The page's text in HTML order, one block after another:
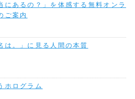
にあるの？」を体感する無料オンラ
ご案内
は。」に見る人間の本質
ホログラム